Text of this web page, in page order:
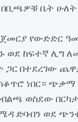
ቤት
የውድድር
ወደ ከፍተኛ ሊግ
ጋር በተደረገው
ነበር። ጭቃማ
ወስደው
ድባብን ወደ